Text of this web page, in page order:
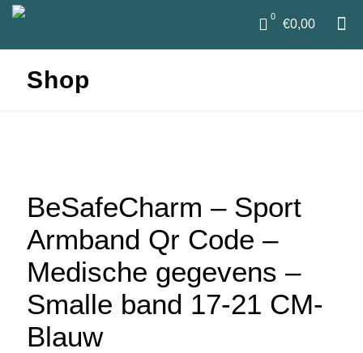
0
€0,00
Shop
BeSafeCharm – Sport
Armband Qr Code –
Medische gegevens –
Smalle band 17-21 CM-
Blauw